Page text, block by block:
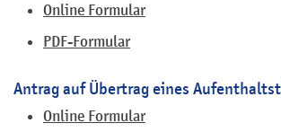
Online Formular
PDF-Formular
Antrag auf Übertrag eines
Online Formular